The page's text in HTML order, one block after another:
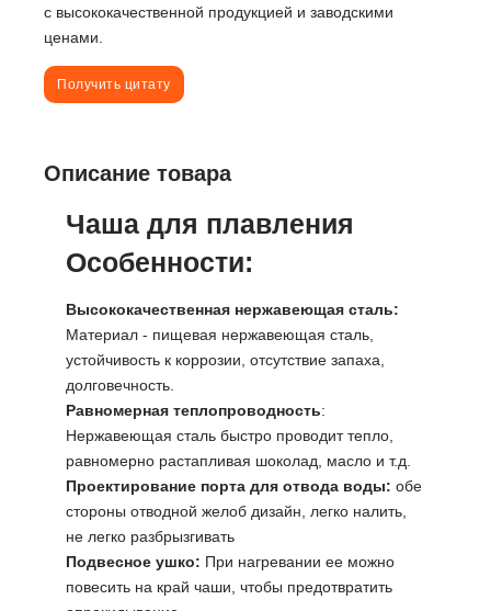
с высококачественной продукцией и заводскими
ценами.
Получить цитату
Описание товара
Чаша для плавления
Особенности:
Высококачественная нержавеющая сталь:
Материал - пищевая нержавеющая сталь,
устойчивость к коррозии, отсутствие запаха,
долговечность.
Равномерная теплопроводность:
Нержавеющая сталь быстро проводит тепло,
равномерно растапливая шоколад, масло и т.д.
Проектирование порта для отвода воды:обе
стороны отводной желоб дизайн, легко налить,
не легко разбрызгивать
Подвесное ушко: При нагревании ее можно
повесить на край чаши, чтобы предотвратить